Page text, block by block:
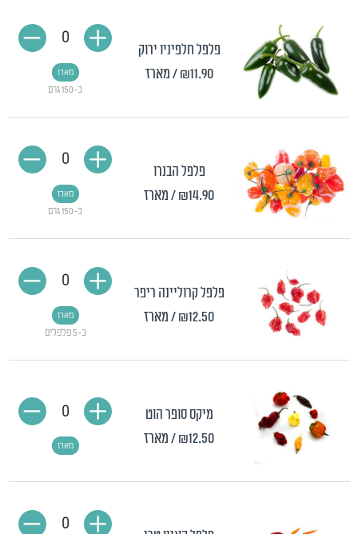
פלפל חלפיניו ירוק
₪11.90 / מארז
כ-150 גרם
מארז
0
פלפל הבנרו
₪14.90/ מארז
כ-150 גרם
מארז
0
פלפל קרוליינה ריפר
₪12.50/ מארז
כ-5 פלפלים
מארז
0
מיקס סופר הוט
₪12.50/ מארז מארז
0
0